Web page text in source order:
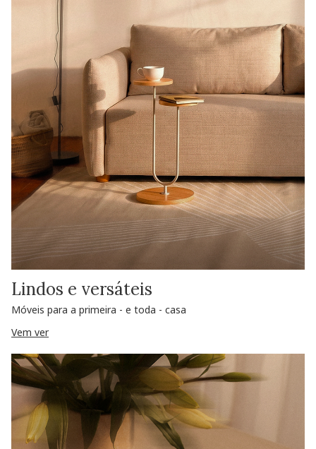
Lindos e versáteis
Móveis para a primeira - e toda - casa
Vem ver